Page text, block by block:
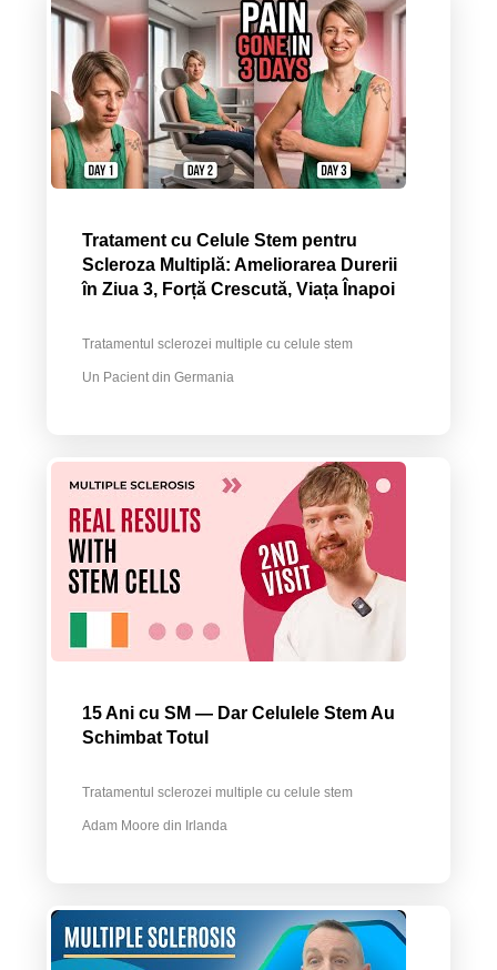
Tratament cu Celule Stem pentru
Scleroza Multiplă: Ameliorarea Durerii
în Ziua 3, Forță Crescută, Viața Înapoi
Tratamentul sclerozei multiple cu celule stem
Un Pacient din Germania
15 Ani cu SM — Dar Celulele Stem Au
Schimbat Totul
Tratamentul sclerozei multiple cu celule stem
Adam Moore din Irlanda